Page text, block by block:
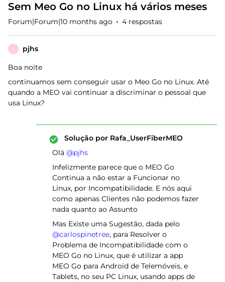
Sem Meo Go no Linux há vários meses
Forum|Forum|10 months ago 4 respostas
P pjhs
Boa noite
continuamos sem conseguir usar o Meo Go no Linux. Até
quando a MEO vai continuar a discriminar o pessoal que
usa Linux?
Solução por Rafa_UserFiberMEO
Olá ​ @pjhs
Infelizmente parece que o MEO Go
Continua a não estar a Funcionar no
Linux, por Incompatibilidade. E nós aqui
como apenas Clientes não podemos fazer
nada quanto ao Assunto
Mas Existe uma Sugestão, dada pelo ​
@carlospinetree, para Resolver o
Problema de Incompatibilidade com o
MEO Go no Linux, que é utilizar a app
MEO Go para Android de Telemóveis, e
Tablets, no seu PC Linux, usando apps de